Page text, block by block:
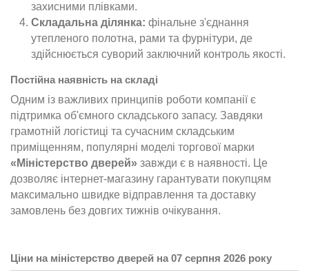
захисними плівками.
Складальна ділянка: фінальне з'єднання
утепленого полотна, рами та фурнітури, де
здійснюється суворий заключний контроль якості.
Постійна наявність на складі
Одним із важливих принципів роботи компанії є
підтримка об'ємного складського запасу. Завдяки
грамотній логістиці та сучасним складським
приміщенням, популярні моделі торгової марки
«Міністерство дверей» завжди є в наявності. Це
дозволяє інтернет-магазину гарантувати покупцям
максимально швидке відправлення та доставку
замовлень без довгих тижнів очікування.
Ціни на міністерство дверей на 07 серпня 2026 року